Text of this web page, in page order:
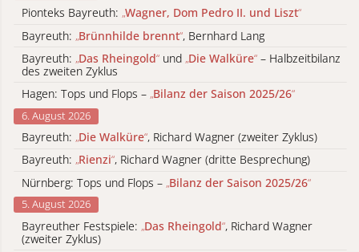
Pionteks Bayreuth: „Wagner, Dom Pedro II. und Liszt“
Bayreuth: „Brünnhilde brennt“, Bernhard Lang
Bayreuth: „Das Rheingold“ und „Die Walküre“ – Halbzeitbilanz
des zweiten Zyklus
Hagen: Tops und Flops – „Bilanz der Saison 2025/26“
6. August 2026
Bayreuth: „Die Walküre“, Richard Wagner (zweiter Zyklus)
Bayreuth: „Rienzi“, Richard Wagner (dritte Besprechung)
Nürnberg: Tops und Flops – „Bilanz der Saison 2025/26“
5. August 2026
Bayreuther Festspiele: „Das Rheingold“, Richard Wagner
(zweiter Zyklus)